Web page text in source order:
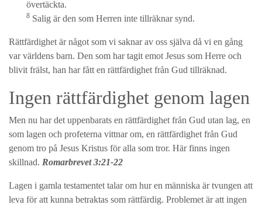
övertäckta.
8 Salig är den som Herren inte tillräknar synd.
Rättfärdighet är något som vi saknar av oss själva då vi en gång
var världens barn. Den som har tagit emot Jesus som Herre och
blivit frälst, han har fått en rättfärdighet från Gud tillräknad.
Ingen rättfärdighet genom lagen
Men nu har det uppenbarats en rättfärdighet från Gud utan lag, en
som lagen och profeterna vittnar om, en rättfärdighet från Gud
genom tro på Jesus Kristus för alla som tror. Här finns ingen
skillnad. Romarbrevet 3:21-22
Lagen i gamla testamentet talar om hur en människa är tvungen att
leva för att kunna betraktas som rättfärdig. Problemet är att ingen